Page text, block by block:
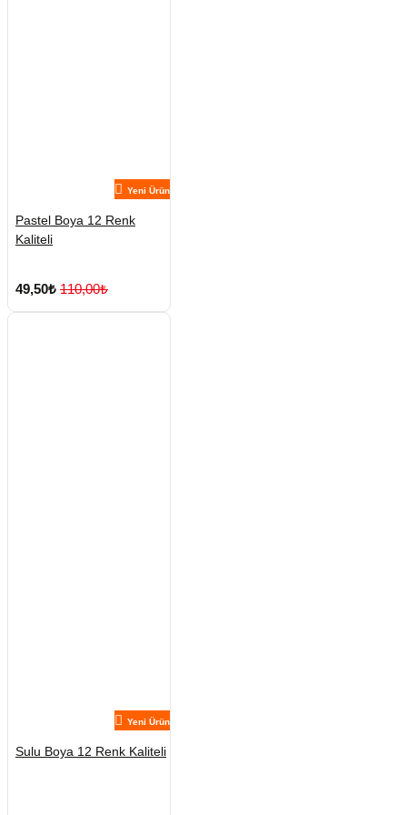
Yeni Ürün
Pastel Boya 12 Renk
Kaliteli
49,50₺ 110,00₺
Yeni Ürün
Sulu Boya 12 Renk Kaliteli